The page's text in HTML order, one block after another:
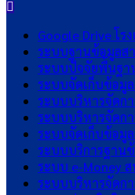
Google Drive โร
ระบบฐานข้อมูลส
ระบบปัจจัยพื้นฐา
ระบบจัดเก็บข้อมู
ระบบบริหารจัดก
ระบบบริหารจัดกา
ระบบจัดเก็บข้อมูล
ระบบบริการฐาน
ระบบ e-Money
ระบบบริหารจัดก